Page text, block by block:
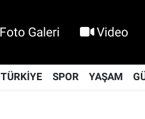
Foto Galeri Video
TÜRKİYE SPOR YAŞAM